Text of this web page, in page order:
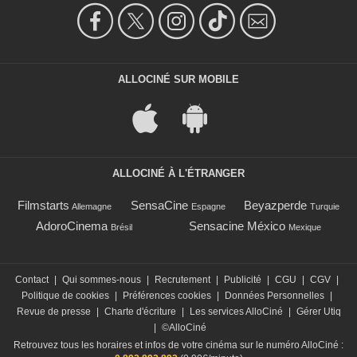
ALLOCINÉ SUR MOBILE
ALLOCINÉ À L'ÉTRANGER
Filmstarts Allemagne SensaCine Espagne Beyazperde Turquie
AdoroCinema Brésil Sensacine México Mexique
Contact Qui sommes-nous Recrutement Publicité CGU CGV
Politique de cookies
Préférences cookies Données Personnelles
Revue de presse
Charte d'écriture Les services AlloCiné
Gérer Utiq
©AlloCiné
Retrouvez tous les horaires et infos de votre cinéma sur le numéro AlloCiné :